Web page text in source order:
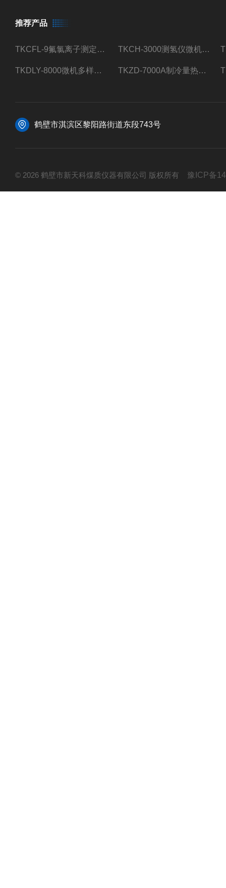
推荐产品
TKCFL-9氟氯离子测定仪自动煤质检测 TKCH-3000测氢仪微机氢元素测定煤质检测
TKDLY-8000微机多样测硫仪自动定硫仪化验室硫含量测定 TKZD-7000A制冷量热仪自动升降热值仪煤质检测
鹤壁市淇滨区黎阳路街道东段743号
© 2026 鹤壁市新天科煤质仪器有限公司 版权所有 豫ICP备